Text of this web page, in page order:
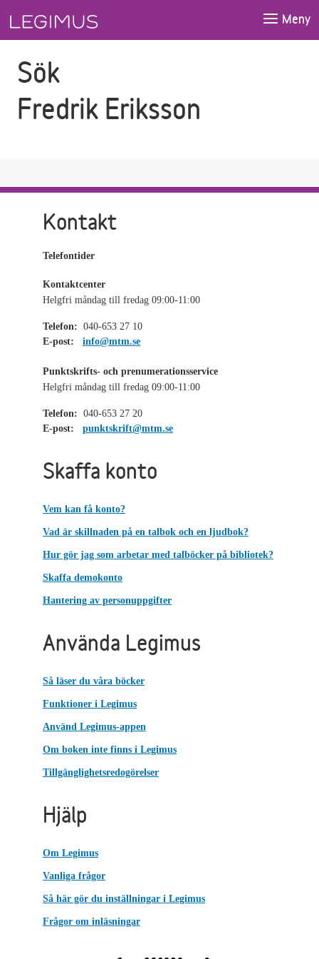
Meny
Sök
Fredrik Eriksson
Kontakt
Telefontider
Kontaktcenter
Helgfri måndag till fredag 09:00-11:00
Telefon: 040-653 27 10
E-post:
info@mtm.se
Punktskrifts- och prenumerationsservice
Helgfri måndag till fredag 09:00-11:00
Telefon: 040-653 27 20
E-post:
punktskrift@mtm.se
Skaffa konto
Vem kan få konto?
Vad är skillnaden på en talbok och en ljudbok?
Hur gör jag som arbetar med talböcker på bibliotek?
Skaffa demokonto
Hantering av personuppgifter
Använda Legimus
Så läser du våra böcker
Funktioner i Legimus
Använd Legimus-appen
Om boken inte finns i Legimus
Tillgänglighetsredogörelser
Hjälp
Om Legimus
Vanliga frågor
Så här gör du inställningar i Legimus
Frågor om inläsningar